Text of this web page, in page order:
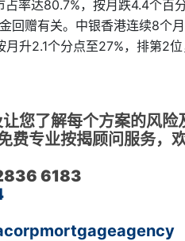
率达80.7%，按月跌4.4个百
回赠有关。中银香港连续8个
升2.1个分点至27%，排第2
您了解每个方案的风险
费专业按揭顾问服务，
6183